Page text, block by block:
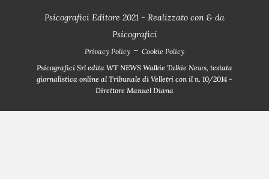
Psicografici Editore 2021 - Realizzato con & da
Psicografici
Privacy Policy - Cookie Policy
Psicografici Srl edita WT NEWS Walkie Talkie News, testata
giornalistica online al Tribunale di Velletri con il n. 10/2014 -
Direttore Manuel Diana